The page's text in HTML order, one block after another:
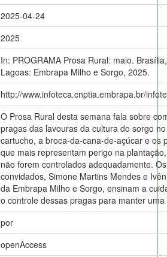
2025-04-24
2025
In: PROGRAMA Prosa Rural: maio.
Lagoas: Embrapa Milho e Sorgo, 2025.
http://www.infoteca.cnptia.embrapa.br/
O Prosa Rural desta semana fala sobre
pragas das lavouras da cultura do sorgo
cartucho, a broca-da-cana-de-açúcar e os
que mais representam perigo na
não forem controlados adequadamente.
convidados, Simone Martins Mendes e
da Embrapa Milho e Sorgo, ensinam a
o controle dessas pragas para manter
por
openAccess